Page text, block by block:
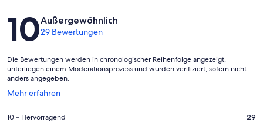
Bewertungen
10Außergewöhnlich
29 Bewertungen
Die Bewertungen werden in chronologischer Reihenfolge angezeigt,
unterliegen einem Moderationsprozess und wurden verifiziert, sofern nicht
anders angegeben.
Mehr erfahren
Wird
einem
29
10 – Hervorragend 29